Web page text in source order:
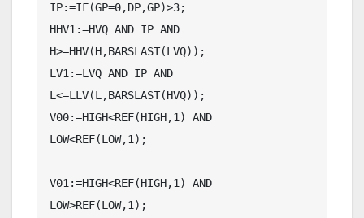
IP:=IF(GP=0,DP,GP)>3;
HHV1:=HVQ AND IP AND
H>=HHV(H,BARSLAST(LVQ));
LV1:=LVQ AND IP AND
L<=LLV(L,BARSLAST(HVQ));
V00:=HIGH<REF(HIGH,1) AND
LOW<REF(LOW,1);
V01:=HIGH<REF(HIGH,1) AND
LOW>REF(LOW,1);